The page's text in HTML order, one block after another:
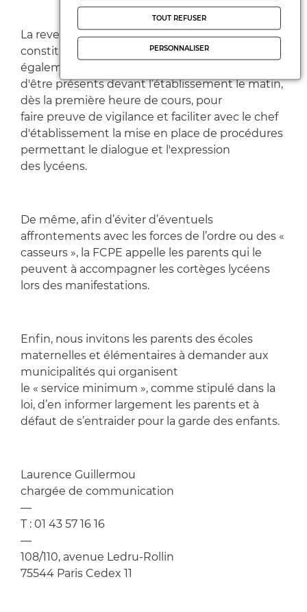
La revendication sociale pacifique est un droit
constitutionnel. La FCPE recommande
également aux parents d'élèves des lycées
d'être présents devant l’établissement le matin,
dès la première heure de cours, pour
faire preuve de vigilance et faciliter avec le chef
d'établissement la mise en place de procédures
permettant le dialogue et l'expression
des lycéens.
De même, afin d’éviter d’éventuels
affrontements avec les forces de l’ordre ou des «
casseurs », la FCPE appelle les parents qui le
peuvent à accompagner les cortèges lycéens
lors des manifestations.
Enfin, nous invitons les parents des écoles
maternelles et élémentaires à demander aux
municipalités qui organisent
le « service minimum », comme stipulé dans la
loi, d’en informer largement les parents et à
défaut de s’entraider pour la garde des enfants.
Laurence Guillermou
chargée de communication
—
T : 01 43 57 16 16
—
108/110, avenue Ledru-Rollin
75544 Paris Cedex 11
TOUT REFUSER
PERSONNALISER